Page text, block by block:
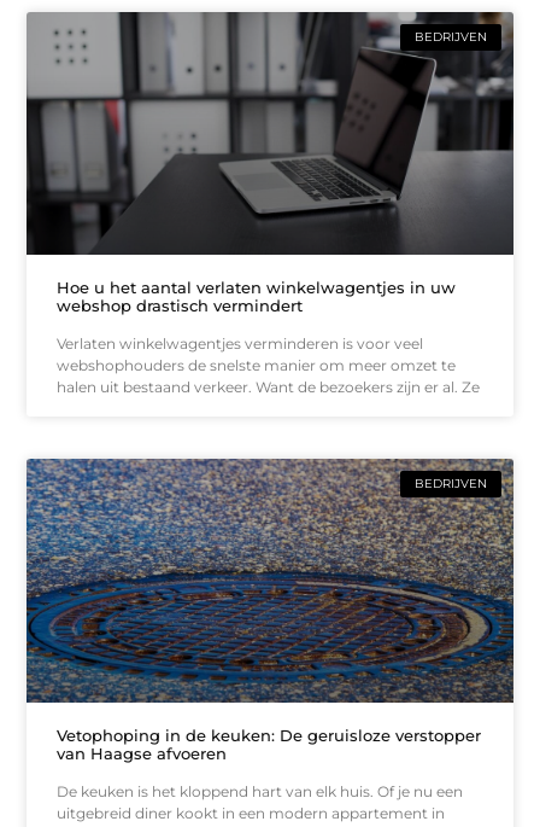
BEDRIJVEN
Hoe u het aantal verlaten winkelwagentjes in uw
webshop drastisch vermindert
Verlaten winkelwagentjes verminderen is voor veel
webshophouders de snelste manier om meer omzet te
halen uit bestaand verkeer. Want de bezoekers zijn er al. Ze
BEDRIJVEN
Vetophoping in de keuken: De geruisloze verstopper
van Haagse afvoeren
De keuken is het kloppend hart van elk huis. Of je nu een
uitgebreid diner kookt in een modern appartement in